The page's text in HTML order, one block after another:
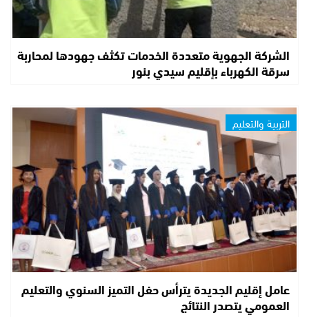
الشركة الجهوية متعددة الخدمات تكثف جهودها لمحاربة
سرقة الكهرباء بإقليم سيدي بنور
التربية والتعليم
عامل إقليم الجديدة يترأس حفل التميز السنوي والتعليم
العمومي يتصدر النتائج